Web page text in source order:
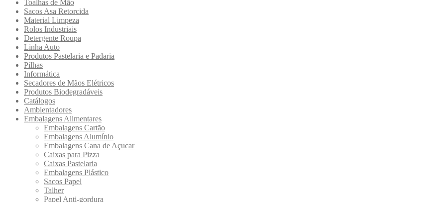
Toalhas de Mão
Sacos Asa Retorcida
Material Limpeza
Rolos Industriais
Detergente Roupa
Linha Auto
Produtos Pastelaria e Padaria
Pilhas
Informática
Secadores de Mãos Elétricos
Produtos Biodegradáveis
Catálogos
Ambientadores
Embalagens Alimentares
Embalagens Cartão
Embalagens Alumínio
Embalagens Cana de Açucar
Caixas para Pizza
Caixas Pastelaria
Embalagens Plástico
Sacos Papel
Talher
Papel Anti-gordura